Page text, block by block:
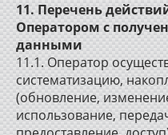
11. Перечень
Оператором с
данными
11.1. Оператор
систематизацию,
(обновление,
использование,